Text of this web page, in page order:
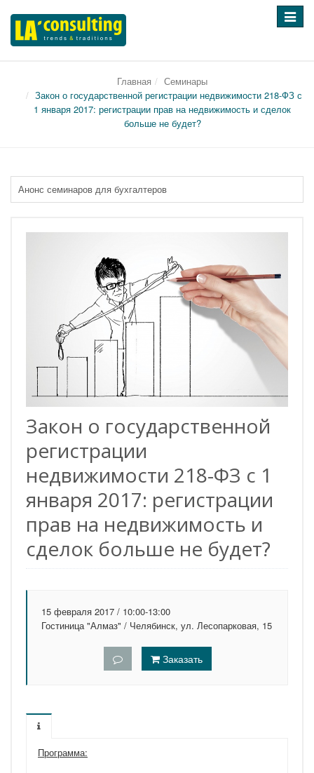
Главная
Семинары
Закон о государственной регистрации недвижимости 218-ФЗ с
1 января 2017: регистрации прав на недвижимость и сделок
больше не будет?
Анонс семинаров для бухгалтеров
Закон о государственной
регистрации
недвижимости 218-ФЗ с 1
января 2017: регистрации
прав на недвижимость и
сделок больше не будет?
15 февраля 2017 / 10:00-13:00
Гостиница "Алмаз" / Челябинск, ул. Лесопарковая, 15
Заказать
Программа: